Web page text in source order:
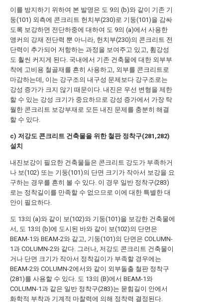
이를 방지하기 위하여 본 발명은 도 9의 (b)와 같이 기존 기
둥(101) 외측에 콘크리트 헌치부(230)로 기둥(101)을 감싸
도록 보강하면 전단하중에 대하여 도 9의 (a)에서 사용한
앵커의 강재 전단력 뿐 아니라, 헌치부(230)의 콘크리트 전
단력이 추가되어 저항하는 과정을 보여주고 있고, 휨강성
도 훨씬 커지게 된다. 국내에서 기존 건축물에 대한 외부부
착에 고비용 철골재를 흔히 사용하고, 외부를 콘크리트로
마감하는데, 이는 강구조의 내구성 문제보다 강구조로는
강성 증가가 크지 않기 때문이다. 내진은 우선 변형을 제한
할 수 있는 강성 크기가 중요하므로 강성 증가에서 가장 탁
월한 콘크리트 보강부재로 모든 내진 문제를 충분히 해결
할 수 있다.
c) 저강도 콘크리트 건축물을 위한 철판 정착구(281,282)
설치
내진보강이 필요한 건축물들은 콘크리트 강도가 부족하거
나 보(102) 또는 기둥(101)의 단면 크기가 작아서 보강을 요
구하는 경우를 흔히 볼 수 있다. 이 경우 일반 정착구(283)
로는 정착길이를 만족할 수 없으므로 이에 대한 특별한 대
안이 필요하다.
도 13의 (a)와 같이 보(102)와 기둥(101)을 보강한 건축물에
서, 도 13의 (b)에 도시된 바와 같이 보(102)의 단면은
BEAM-1와 BEAM-2와 같고, 기둥(101)의 단면은 COLUMN-
1과 COLUMN-2와 같다. 그러나, 저강도 콘크리트 건축물이
거나 단면 크기가 작아서 정착길이가 부족할 경우에는
BEAM-2와 COLUMN-2에서와 같이 외부돌출 철판 정착구
(281)를 사용할 수 있다. 도 13의 (B)에서 BEAM-1와
COLUMN-1과 같은 일반 정착구(283)는 묻힘길이 안에서
화학적 부착과 기계적 마찰력에 의해 정착력 결정된다.